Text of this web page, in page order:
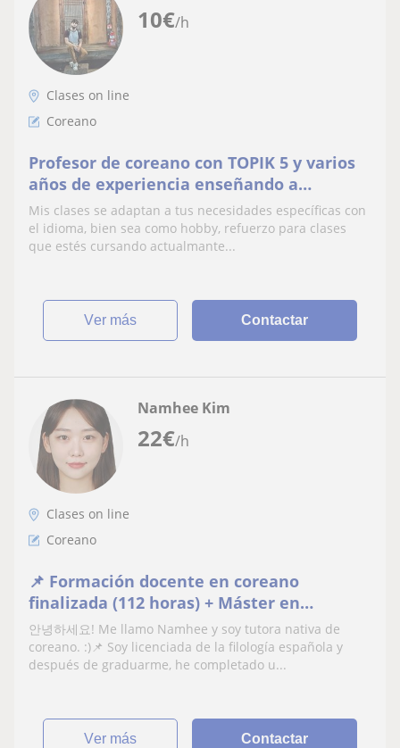
10€/h
Clases on line
Coreano
Profesor de coreano con TOPIK 5 y varios
años de experiencia enseñando a
estudiantes de todos los niveles
Mis clases se adaptan a tus necesidades específicas con
el idioma, bien sea como hobby, refuerzo para clases
que estés cursando actualmante...
ver más Contactar
22€/h
Namhee Kim
Clases on line
Coreano
📌 Formación docente en coreano
finalizada (112 horas) + Máster en
Didáctica del Español / Clases de coreano
online personalizadas y grupales
안녕하세요! Me llamo Namhee y soy tutora nativa de
coreano. :)📌 Soy licenciada de la filología española y
después de graduarme, he completado u...
ver más Contactar